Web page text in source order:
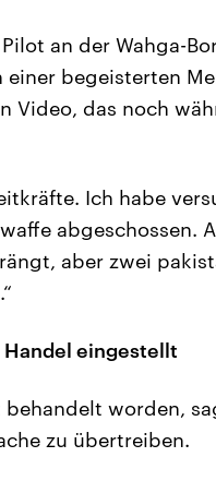
an der Wahga-
begeisterten
Video, das noch
Ich habe
abgeschossen.
aber zwei
eingestellt
worden,
zu übertreiben.